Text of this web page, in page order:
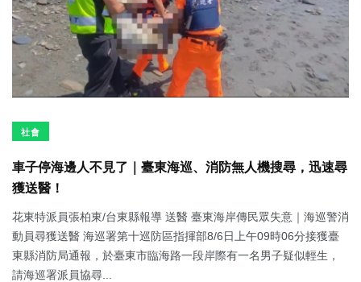
社會
車子停海邊人不見了｜臺東海巡、消防無人機搜尋，迅速尋
獲送醫！
花東特派員張柏東/台東縣報導 送醫 臺東海岸傳民眾失意｜海巡警消
動員尋獲送醫 海巡署第十巡防區指揮部8/6日上午09時06分接獲臺
東縣消防局通報，於臺東市臨海路一段岸際有一名男子疑似輕生，
請海巡署派員協尋...